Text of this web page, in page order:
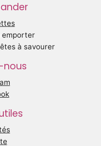
emporter
à savourer
nous